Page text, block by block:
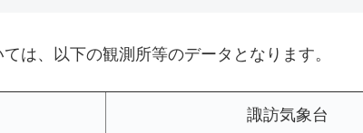
は、以下の観測所等のデータとなります。
諏訪気象台